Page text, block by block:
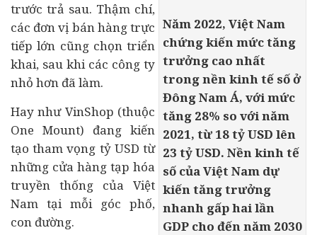
Năm 2022, Việt Nam
chứng kiến mức tăng
trưởng cao nhất
trong nền kinh tế số ở
Đông Nam Á, với mức
tăng 28% so với năm
2021, từ 18 tỷ USD lên
23 tỷ USD. Nền kinh tế
số của Việt Nam dự
kiến tăng trưởng
nhanh gấp hai lần
GDP cho đến năm 2030
trước trả sau. Thậm chí,
các đơn vị bán hàng trực
tiếp lớn cũng chọn triển
khai, sau khi các công ty
nhỏ hơn đã làm.
Hay như VinShop (thuộc
One Mount) đang kiến
tạo tham vọng tỷ USD từ
những cửa hàng tạp hóa
truyền thống của Việt
Nam tại mỗi góc phố,
con đường.